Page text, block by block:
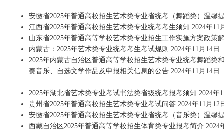
安徽省2025年普通高校招生艺术类专业省统考（舞蹈类）温馨
江西省2025年普通高校招生艺术类专业统考考生须知 2024年11
山东省2025年普通高等学校艺术类专业招生工作实施方案政策
内蒙古：2025年艺术类专业统考考生考试规则 2024年11月14日
2025年内蒙古自治区普通高等学校招生艺术类专业统考舞蹈类
奏音乐、自选文学作品及申报相关信息的公告2024年11月14日
2025年湖北省艺术类专业考试书法类省级统考报考须知 2024年
贵州省2025年普通高校招生艺术类专业考试问答2024年11月12
安徽省2025年普通高校招生艺术类专业省统考（音乐类）温馨
西藏自治区2025年普通高等学校招生体育类专业报考简介 2024